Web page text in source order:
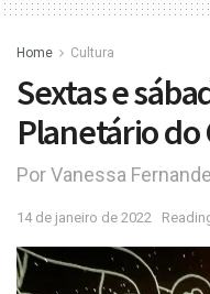
Home Cultura
Sextas e
Planetário do
Por Vanessa
14 de janeiro de 2022